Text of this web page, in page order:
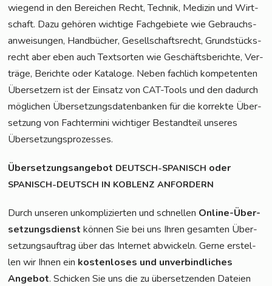
wie­gend in den Berei­chen Recht, Tech­nik, Medi­zin und Wirt­
schaft. Dazu gehö­ren wich­ti­ge Fach­ge­bie­te wie Gebrauchs­
an­wei­sun­gen, Hand­bü­cher, Gesell­schafts­recht, Grund­stücks­
recht aber eben auch Text­sor­ten wie Geschäfts­be­rich­te, Ver­
trä­ge, Berich­te oder Kata­lo­ge. Neben fach­lich kom­pe­ten­ten
Über­set­zern ist der Ein­satz von CAT-Tools und den dadurch
mög­li­chen Über­set­zungs­da­ten­ban­ken für die kor­rek­te Über­
set­zung von Fach­ter­mi­ni wich­ti­ger Bestand­teil unse­res
Übersetzungsprozesses.
Über­set­zungs­an­ge­bot DEUTSCH-SPANISCH oder
SPANISCH-DEUTSCH IN KOBLENZ ANFORDERN
Durch unse­ren unkom­pli­zier­ten und schnel­len Online-Über­
set­zungs­dienst kön­nen Sie bei uns Ihren gesam­ten Über­
set­zungs­auf­trag über das Inter­net abwi­ckeln. Ger­ne erstel­
len wir Ihnen ein kos­ten­lo­ses und unver­bind­li­ches
Ange­bot. Schi­cken Sie uns die zu über­set­zen­den Datei­en